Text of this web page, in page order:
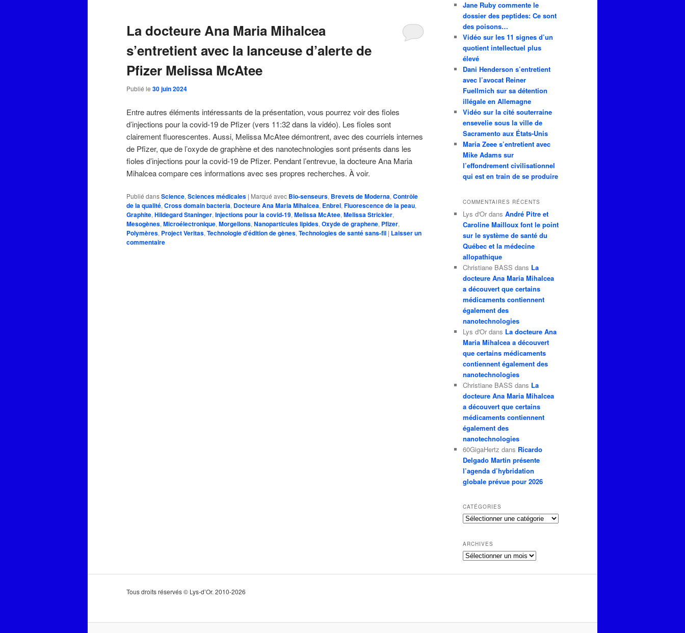
La docteure Ana Maria Mihalcea
s’entretient avec la lanceuse d’alerte de
Pfizer Melissa McAtee
Publié le 30 juin 2024
Entre autres éléments intéressants de la présentation, vous pourrez voir des fioles
d’injections pour la covid-19 de Pfizer (vers 11:32 dans la vidéo). Les fioles sont
clairement fluorescentes. Aussi, Melissa McAtee démontrent, avec des courriels internes
de Pfizer, que de l’oxyde de graphène et des nanotechnologies sont présents dans les
fioles d’injections pour la covid-19 de Pfizer. Pendant l’entrevue, la docteure Ana Maria
Mihalcea compare ces informations avec ses propres recherches. À voir.
Publié dansScience, Sciences médicales | Marqué avec Bio-senseurs, Brevets de Moderna, Contrôle
de la qualité, Cross domain bacteria, Docteure Ana Maria Mihalcea, Enbrel, Fluorescence de la peau,
Graphite, Hildegard Staninger, Injections pour la covid-19, Melissa McAtee, Melissa Strickler,
Mesogènes, Microélectronique, Morgellons, Nanoparticules lipides, Oxyde de graphene, Pfizer,
Polymères, Project Veritas, Technologie d'édition de gènes, Technologies de santé sans-fil | Laisser un
commentaire
Jane Ruby commente le
dossier des peptides: Ce sont
des poisons…
Vidéo sur les 11 signes d’un
quotient intellectuel plus
élevé
Dani Henderson s’entretient
avec l’avocat Reiner
Fuellmich sur sa détention
illégale en Allemagne
Vidéo sur la cité souterraine
ensevelie sous la ville de
Sacramento aux États-Unis
Maria Zeee s’entretient avec
Mike Adams sur
l’effondrement civilisationnel
qui est en train de se produire
COMMENTAIRES RÉCENTS
Lys d'Or dans André Pitre et
Caroline Mailloux font le point
sur le système de santé du
Québec et la médecine
allopathique
Christiane BASS dans La
docteure Ana Maria Mihalcea
a découvert que certains
médicaments contiennent
également des
nanotechnologies
Lys d'Or dans La docteure Ana
Maria Mihalcea a découvert
que certains médicaments
contiennent également des
nanotechnologies
Christiane BASS dans La
docteure Ana Maria Mihalcea
a découvert que certains
médicaments contiennent
également des
nanotechnologies
60GigaHertz dans Ricardo
Delgado Martin présente
l’agenda d’hybridation
globale prévue pour 2026
CATÉGORIES
Catégories
ARCHIVES
Archives
Tous droits réservés © Lys-d’Or. 2010-2026